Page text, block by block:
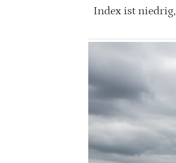
Index ist